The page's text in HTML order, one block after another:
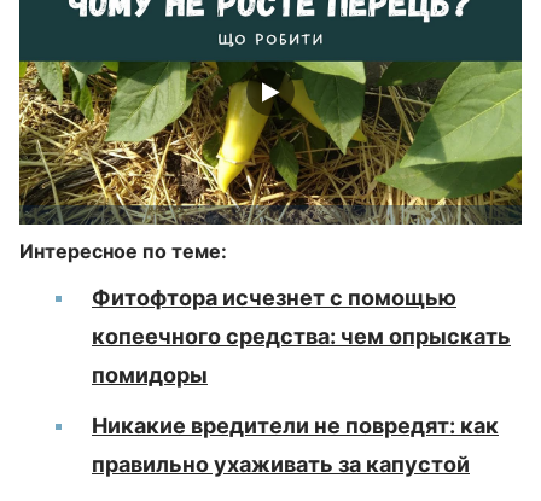
Интересное по теме:
Фитофтора исчезнет с помощью
копеечного средства: чем опрыскать
помидоры
Никакие вредители не повредят: как
правильно ухаживать за капустой